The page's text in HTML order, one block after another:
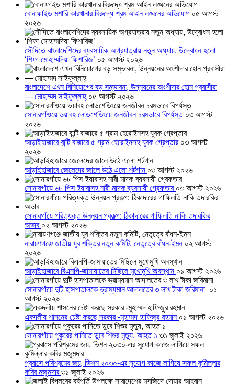
বোনাফাইড মশারি কারখানার বিরুদ্ধে শ্রম আইন লঙ্ঘনের অভিযোগ ০৫ আগস্ট
২০২৬
সৌদিতে বাংলাদেশিদের ব্যবসায়িক অগ্রযাত্রায় নতুন অধ্যায়, উদ্বোধন হলো
‘শিফা মোহাম্মদিয়া ফিশারিজ’ ০৫ আগস্ট ২০২৬
বাংলাদেশে এখন বিনিয়োগের বড় সম্ভাবনা, উন্নয়নের অংশীদার হোন প্রবাসীরা
— মোহাম্মদ সাইফুল্লাহ্ ০৫ আগস্ট ২০২৬
সোনারগাঁওয়ে ভয়াবহ লোডশেডিংয়ে জনজীবন চরমভাবে বিপর্যস্ত ০৩ আগস্ট
২০২৬
আড়াইহাজারে বান্টি বাজারে ৫ গ্রাম হেরোইনসহ যুবক গ্রেপ্তার ০৩ আগস্ট
২০২৬
আড়াইহাজারে জেলেদের জালে উঠে এলো শর্টগান ০৩ আগস্ট ২০২৬
সোনারগাঁয়ে ৬৮ পিস ইয়াবাসহ নারী মাদক ব্যবসায়ী গ্রেফতার ০৩ আগস্ট ২০২৬
সোনারগাঁয়ে পরিত্যক্ত উন্নয়ন প্রকল্প: ঠিকাদারের গাফিলতি নাকি তদারকির
অভাব ০২ আগস্ট ২০২৬
নারায়ণগঞ্জে জাতীয় যুব শক্তির নতুন কমিটি, নেতৃত্বে বাঁধন-ইমন ০২ আগস্ট
২০২৬
আড়াইহাজারে বিএনপি-জামায়াতের মিছিলে মুখোমুখি অবস্থান ০১ আগস্ট ২০২৬
সোনারগাঁয়ে দুটি হাসপাতালকে ভ্রাম্যমান আদালতের ৩ লাখ টাকা জরিমানা ০১
আগস্ট ২০২৬
একদলীয় শাসনের চেষ্টা করছে সরকার -মুহাম্মদ হাফিজুর রহমান ০১ আগস্ট ২০২৬
সোনারগাঁয়ে পুকুরের পানিতে ডুবে শিশুর মৃত্যু, আহত ১ ৩১ জুলাই ২০২৬
প্রবাসে পরিশ্রমের জয়, ভিশন ২০৩০-এর সুযোগ কাজে লাগিয়ে সফল কুমিল্লার
কবির মজুমদার৩১ জুলাই ২০২৬